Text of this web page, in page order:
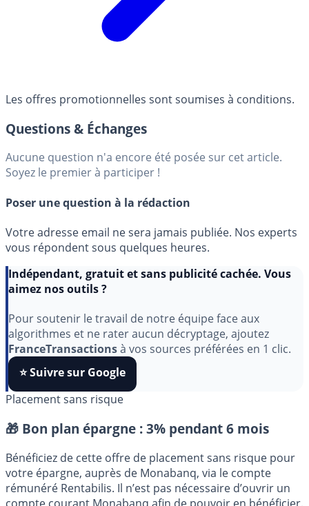
Les offres promotionnelles sont soumises à conditions.
Questions & Échanges
Aucune question n'a encore été posée sur cet article.
Soyez le premier à participer !
Poser une question à la rédaction
Votre adresse email ne sera jamais publiée. Nos experts
vous répondent sous quelques heures.
Indépendant, gratuit et sans publicité cachée. Vous
aimez nos outils ?
Pour soutenir le travail de notre équipe face aux
algorithmes et ne rater aucun décryptage, ajoutez
FranceTransactionsà vos sources préférées en 1 clic.
⭐️ Suivre sur Google
Placement sans risque
🎁 Bon plan épargne : 3% pendant 6 mois
Bénéficiez de cette offre de placement sans risque pour
votre épargne, auprès de Monabanq, via le compte
rémunéré Rentabilis. Il n’est pas nécessaire d’ouvrir un